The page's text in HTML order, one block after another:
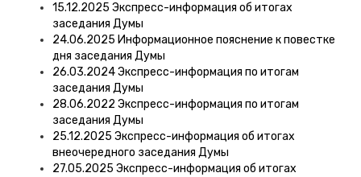
15.12.2025 Экспресс-информация об итогах
заседания Думы
24.06.2025 Информационное пояснение к повестке
дня заседания Думы
26.03.2024 Экспресс-информация по итогам
заседания Думы
28.06.2022 Экспресс-информация по итогам
заседания Думы
25.12.2025 Экспресс-информация об итогах
внеочередного заседания Думы
27.05.2025 Экспресс-информация об итогах